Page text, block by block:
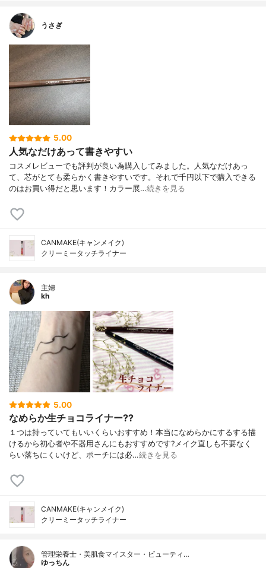
うさぎ
5.00
人気なだけあって書きやすい
コスメレビューでも評判が良い為購入してみました。人気なだけあっ
て、芯がとても柔らかく書きやすいです。それで千円以下で購入できる
のはお買い得だと思います！カラー展…続きを見る
CANMAKE(キャンメイク)
クリーミータッチライナー
主婦
kh
5.00
なめらか生チョコライナー??
１つは持っていてもいいくらいおすすめ！本当になめらかにするする描
けるから初心者や不器用さんにもおすすめです?メイク直しも不要なく
らい落ちにくいけど、ポーチには必…続きを見る
CANMAKE(キャンメイク)
クリーミータッチライナー
管理栄養士・美肌食マイスター・ビューティ…
ゆっちん